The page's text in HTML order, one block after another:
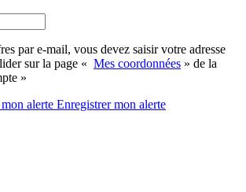
par e-mail, vous devez saisir votre adresse
sur la page « Mes coordonnées » de la
»
alerte Enregistrermon alerte